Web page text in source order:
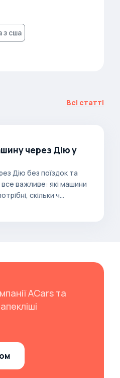
з сша
Всі статті
через Дію у
Дію без поїздок та
все важливе: які машини
скільки ч...
ACars та